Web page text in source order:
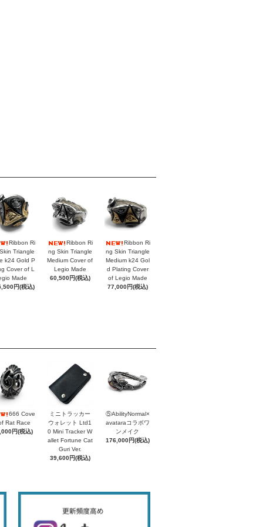
Ribbon Ri
Triangle
k24 Gold P
Cover of L
Made
円(税込)
Ribbon Ri
ng Skin Triangle
Medium Cover of
Legio Made
60,500円(税込)
Ribbon Ri
ng Skin Triangle
Medium k24 Gol
d Plating Cover
of Legio Made
77,000円(税込)
666 Cove
Rat Race
円(税込)
ミニトラッカー
ウォレット Ltd1
0 Mini Tracker W
allet Fortune Cat
Guri Ver.
39,600円(税込)
⑤AbilityNormal×
avataraコラボワ
ンメイク
176,000円(税込)